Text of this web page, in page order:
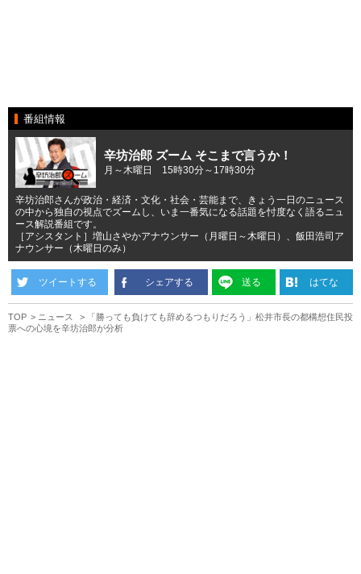
番組情報
辛坊治郎 ズーム そこまで言うか！
月～木曜日 15時30分～17時30分
辛坊治郎さんが政治・経済・文化・社会・芸能まで、きょう一日のニュース
の中から独自の視点でズームし、いま一番気になる話題を忖度なく語るニュ
ース解説番組です。
［アシスタント］増山さやかアナウンサー（月曜日～木曜日）、飯田浩司ア
ナウンサー（木曜日のみ）
ツイートする シェアする 送る はてな
TOP ニュース
「勝っても負けても辞めるつもりだろう」松井市長の都構想住民投
票への心境を辛坊治郎が分析